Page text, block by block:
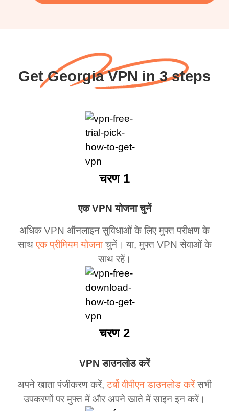
Get Georgia VPN in 3 steps
एक VPN योजना चुनें
अधिक VPN ऑनलाइन सुविधाओं के लिए मुफ्त परीक्षण के
साथएक प्रीमियम योजनाचुनें। या, मुफ्त VPN सेवाओं के
साथ रहें।
चरण 1
VPN डाउनलोड करें
अपने खाता पंजीकरण करें,टर्बो वीपीएन डाउनलोड करेंसभी
उपकरणों पर मुफ्त में और अपने खाते में साइन इन करें।
चरण 2